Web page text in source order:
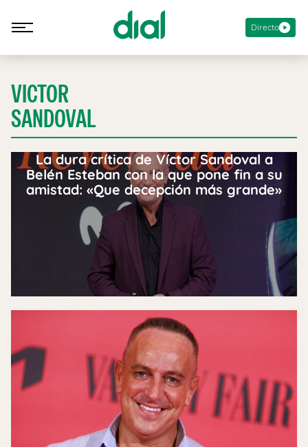
Directo
VICTOR
SANDOVAL
La dura crítica de Víctor Sandoval a
Belén Esteban con la que pone fin a su
amistad: «Que decepción más grande»